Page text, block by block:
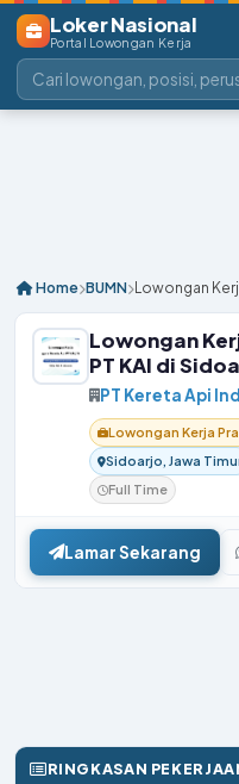
Loker Nasional
Portal Lowongan Kerja
Home BUMN Lowongan
Lowongan
PT KAI di
PT Kereta Api
Lowongan Kerja
Sidoarjo, Jawa
Full Time
Lamar Sekarang
RINGKASAN